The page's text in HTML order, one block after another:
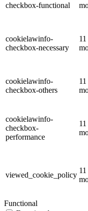
checkbox-functional
cookielawinfo-
checkbox-necessary
11
cookielawinfo-
checkbox-others
11
cookielawinfo-
checkbox-
performance
11
viewed_cookie_policy
11
Functional